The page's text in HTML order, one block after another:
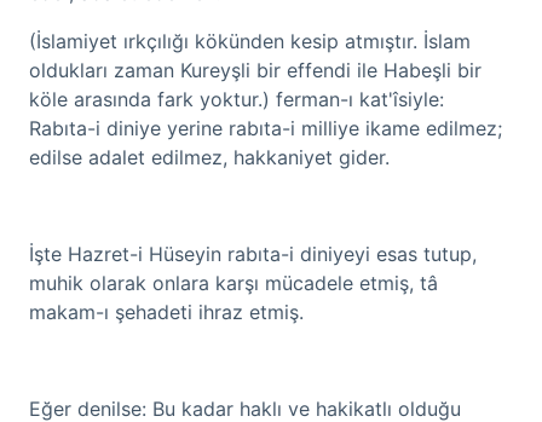
(İslamiyet ırkçılığı kökünden kesip atmıştır. İslam
oldukları zaman Kureyşli bir effendi ile Habeşli bir
köle arasında fark yoktur.) ferman-ı kat'îsiyle:
Rabıta-i diniye yerine rabıta-i milliye ikame edilmez;
edilse adalet edilmez, hakkaniyet gider.
İşte Hazret-i Hüseyin rabıta-i diniyeyi esas tutup,
muhik olarak onlara karşı mücadele etmiş, tâ
makam-ı şehadeti ihraz etmiş.
Eğer denilse: Bu kadar haklı ve hakikatlı olduğu